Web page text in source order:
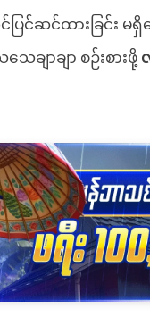
ဆင်ထားခြင်း မရှိ
ျာချာ စဉ်းစားဖို့